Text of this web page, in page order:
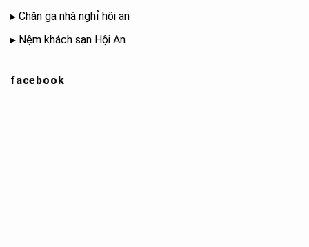
▸ Chăn ga nhà nghỉ hội an
▸ Nệm khách sạn Hội An
facebook